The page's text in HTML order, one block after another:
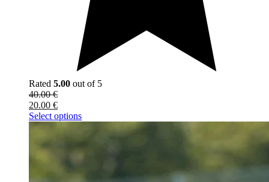
Rated 5.00 out of 5
40.00€
20.00 €
Select options